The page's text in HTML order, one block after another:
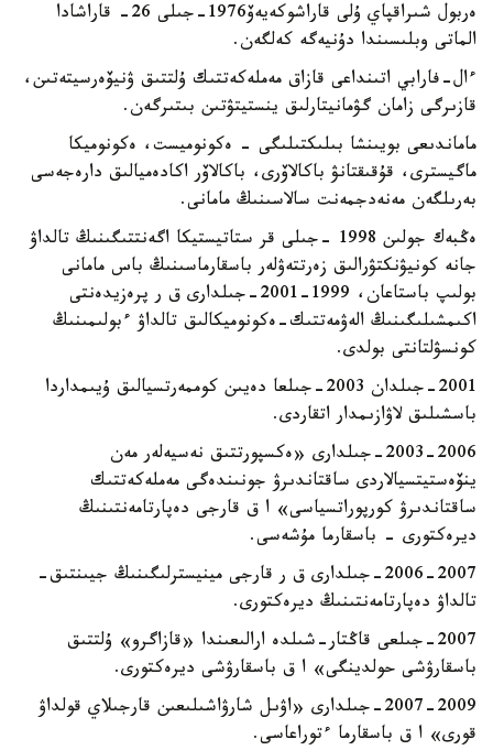
ەربول شىراقپاي ۇلى قاراشوكەيەۆ1976-جىلى 26- قاراشادا
الماتى وبلىسىندا دۇنيەگە كەلگەن.
ءال-فارابي اتىنداعى قازاق مەملەكەتتىك ۇلتتىق ۋنيۆەرسيتەتىن،
قازىرگى زامان گۋمانيتارلىق ينستيتۋتىن بىتىرگەن.
ماماندىعى بويىنشا بىلىكتىلىگى - ەكونوميست، ەكونوميكا
ماگيسترى، قۇقىقتانۋ باكالاۆرى، باكالاۆر اكادەميالىق دارەجەسى
بەرىلگەن مەنەدجمەنت سالاسىنىڭ مامانى.
ەڭبەك جولىن 1998 -جىلى قر ستاتيستيكا اگەنتتىگىنىڭ تالداۋ
جانە كونيۋنكتۋرالىق زەرتتەۋلەر باسقارماسىنىڭ باس مامانى
بولىپ باستاعان، 1999-2001-جىلدارى ق ر پرەزيدەنتى
اكىمشىلىگىنىڭ الەۋمەتتىك-ەكونوميكالىق تالداۋ ءبولىمىنىڭ
كونسۋلتانتى بولدى.
2001-جىلدان 2003-جىلعا دەيىن كوممەرتسيالىق ۇيىمداردا
باسشىلىق لاۋازىمدار اتقاردى.
2003-2006-جىلدارى «ەكسپورتتىق نەسيەلەر مەن
ينۆەستيتسيالاردى ساقتاندىرۋ جونىندەگى مەملەكەتتىك
ساقتاندىرۋ كورپوراتسياسى» ا ق قارجى دەپارتامەنتىنىڭ
ديرەكتورى - باسقارما مۇشەسى.
2006-2007-جىلدارى ق ر قارجى مينيسترلىگىنىڭ جيىنتىق-
تالداۋ دەپارتامەنتىنىڭ ديرەكتورى.
2007-جىلعى قاڭتار-شىلدە ارالىعىندا «قازاگرو» ۇلتتىق
باسقارۋشى حولدينگى» ا ق باسقارۋشى ديرەكتورى.
2007-2009-جىلدارى «اۋىل شارۋاشىلىعىن قارجىلاي قولداۋ
قورى» ا ق باسقارما ءتوراعاسى.